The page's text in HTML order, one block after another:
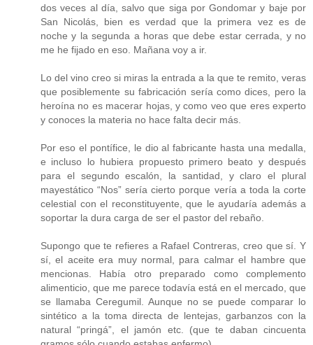
dos veces al día, salvo que siga por Gondomar y baje por
San Nicolás, bien es verdad que la primera vez es de
noche y la segunda a horas que debe estar cerrada, y no
me he fijado en eso. Mañana voy a ir.
Lo del vino creo si miras la entrada a la que te remito, veras
que posiblemente su fabricación sería como dices, pero la
heroína no es macerar hojas, y como veo que eres experto
y conoces la materia no hace falta decir más.
Por eso el pontífice, le dio al fabricante hasta una medalla,
e incluso lo hubiera propuesto primero beato y después
para el segundo escalón, la santidad, y claro el plural
mayestático “Nos” sería cierto porque vería a toda la corte
celestial con el reconstituyente, que le ayudaría además a
soportar la dura carga de ser el pastor del rebaño.
Supongo que te refieres a Rafael Contreras, creo que sí. Y
sí, el aceite era muy normal, para calmar el hambre que
mencionas. Había otro preparado como complemento
alimenticio, que me parece todavía está en el mercado, que
se llamaba Ceregumil. Aunque no se puede comparar lo
sintético a la toma directa de lentejas, garbanzos con la
natural “pringá”, el jamón etc. (que te daban cincuenta